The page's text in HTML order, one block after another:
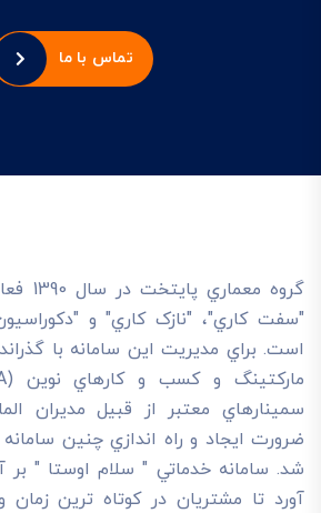
تماس با ما
گروه
"سفت کاري"، "نازک کاري" و
است. براي مديريت اين سامانه با
سمينارهاي معتبر از قبيل مديران
ضرورت ايجاد و راه اندازي چنين
شد. سامانه خدماتي " سلام اوستا "
آورد تا مشتريان در کوتاه ترين